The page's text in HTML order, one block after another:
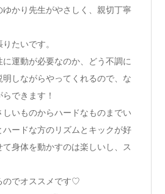
かり先生がやさしく、親切丁寧
たいです。
運動が必要なのか、どう不調に
しながらやってくれるので、な
できます！
しいものからハードなものまでい
ードな方のリズムとキックが好
身体を動かすのは楽しいし、ス
のでオススメです♡